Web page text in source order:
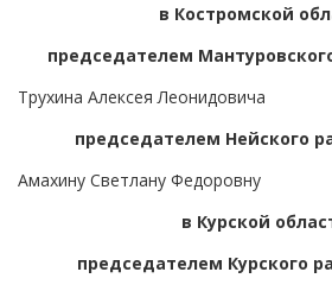
в Костромской
председателем
Трухина Алексея Леонидовича
председателем Нейского
Амахину Светлану Федоровну
в Курской
председателем Курского